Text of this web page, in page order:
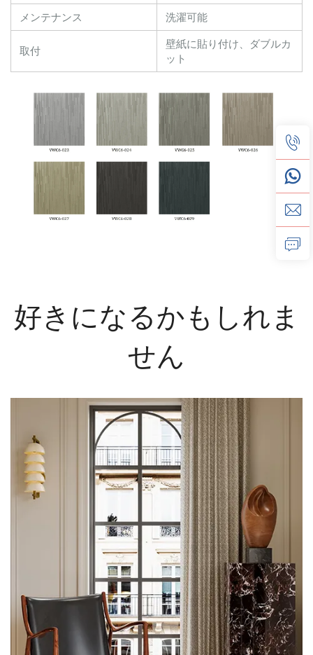
メンテナンス 洗濯可能
取付
壁紙に貼り付け、ダブルカ
ット
好きになるかもしれま
せん